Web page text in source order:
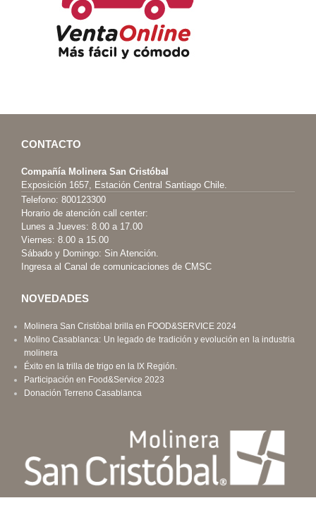
CONTACTO
Compañía Molinera San Cristóbal
Exposición 1657, Estación Central Santiago Chile.
Telefono: 800123300
Horario de atención call center:
Lunes a Jueves: 8.00 a 17.00
Viernes: 8.00 a 15.00
Sábado y Domingo: Sin Atención.
Ingresa al Canal de comunicaciones de CMSC
NOVEDADES
Molinera San Cristóbal brilla en FOOD&SERVICE 2024
Molino Casablanca: Un legado de tradición y evolución en la industria
molinera
Éxito en la trilla de trigo en la IX Región.
Participación en Food&Service 2023
Donación Terreno Casablanca